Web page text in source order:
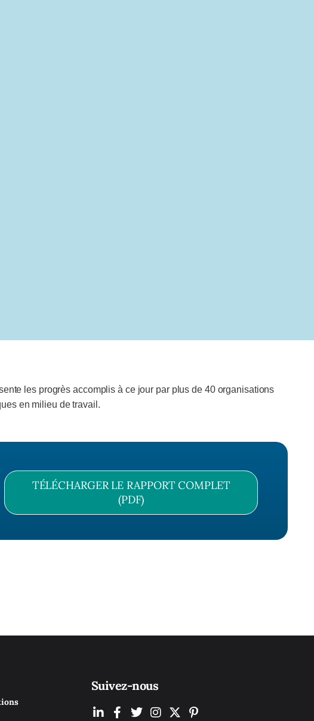
les progrès accomplis à ce jour par plus de 40 organisations
en milieu de travail.
TÉLÉCHARGER LE RAPPORT COMPLET
(PDF)
Suivez-nous